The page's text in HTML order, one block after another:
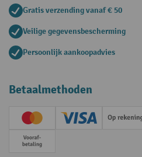
Gratis verzending vanaf € 50
Veilige gegevensbescherming
Persoonlijk aankoopadvies
Betaalmethoden
Creditcard (Master)
Creditcard Op
Vooruitbetaling